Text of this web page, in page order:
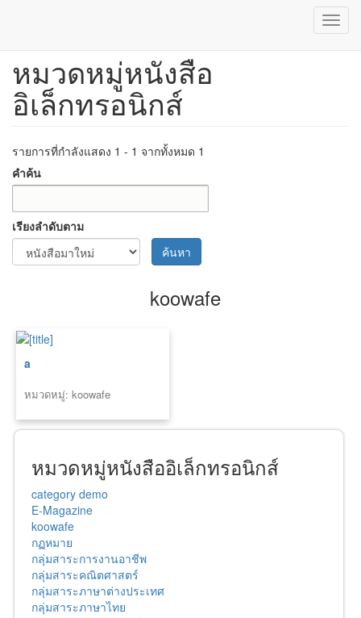
เนื้อหา
หมวดหมู่หนังสือ
อิเล็กทรอนิกส์
รายการที่กำลังแสดง 1 - 1 จากทั้งหมด 1
คำค้น
เรียงลำดับตาม
ค้นหา
koowafe
a
หมวดหมู่: koowafe
หมวดหมู่หนังสืออิเล็กทรอนิกส์
category demo
E-Magazine
koowafe
กฏหมาย
กลุ่มสาระการงานอาชีพ
กลุ่มสาระคณิตศาสตร์
กลุ่มสาระภาษาต่างประเทศ
กลุ่มสาระภาษาไทย